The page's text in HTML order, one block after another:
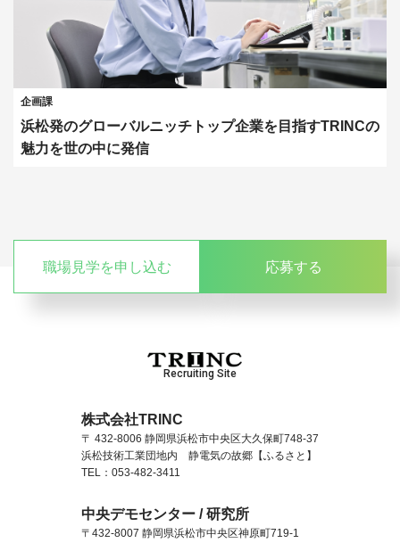
企画課
浜松発のグローバルニッチトップ企業を目指すTRINCの
魅力を世の中に発信
職場見学を申し込む 応募する
Recruiting Site
株式会社TRINC
〒 432-8006 静岡県浜松市中央区大久保町748-37
浜松技術工業団地内 静電気の故郷【ふるさと】
TEL：053-482-3411
中央デモセンター / 研究所
〒432-8007 静岡県浜松市中央区神原町719-1